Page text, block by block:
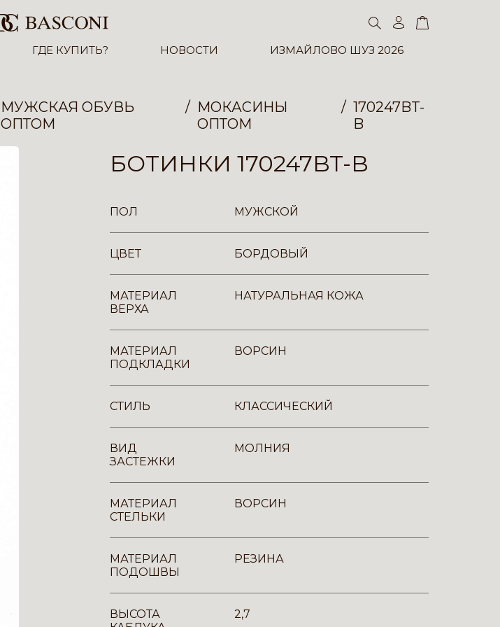
ГДЕ КУПИТЬ? НОВОСТИ ИЗМАЙЛОВО ШУЗ 2026
МУЖСКАЯ ОБУВЬ
ОПТОМ
МОКАСИНЫ
ОПТОМ
170247BT-
B
БОТИНКИ 170247BT-B
ПОЛ МУЖСКОЙ
ЦВЕТ БОРДОВЫЙ
МАТЕРИАЛ
ВЕРХА
НАТУРАЛЬНАЯ КОЖА
МАТЕРИАЛ
ПОДКЛАДКИ
ВОРСИН
СТИЛЬ КЛАССИЧЕСКИЙ
ВИД
ЗАСТЕЖКИ
МОЛНИЯ
МАТЕРИАЛ
СТЕЛЬКИ
ВОРСИН
МАТЕРИАЛ
ПОДОШВЫ
РЕЗИНА
ВЫСОТА
2,7